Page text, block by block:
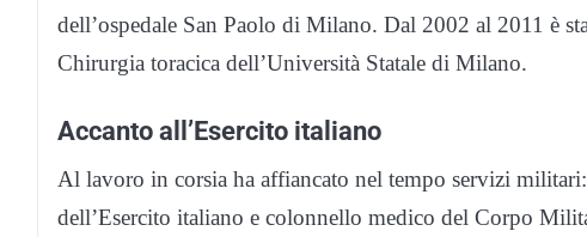
dell’ospedale San Paolo di Milano. Dal 2002 al 2011 è
Chirurgia toracica dell’Università Statale di Milano.
Accanto all’Esercito italiano
Al lavoro in corsia ha affiancato nel tempo servizi
dell’Esercito italiano e colonnello medico del Corpo